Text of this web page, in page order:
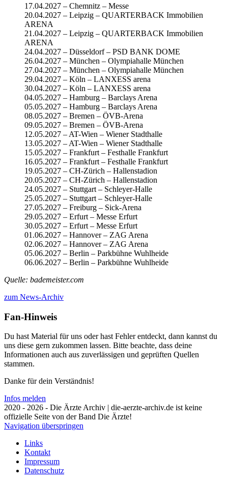
17.04.2027 – Chemnitz – Messe
20.04.2027 – Leipzig – QUARTERBACK Immobilien
ARENA
21.04.2027 – Leipzig – QUARTERBACK Immobilien
ARENA
24.04.2027 – Düsseldorf – PSD BANK DOME
26.04.2027 – München – Olympiahalle München
27.04.2027 – München – Olympiahalle München
29.04.2027 – Köln – LANXESS arena
30.04.2027 – Köln – LANXESS arena
04.05.2027 – Hamburg – Barclays Arena
05.05.2027 – Hamburg – Barclays Arena
08.05.2027 – Bremen – ÖVB-Arena
09.05.2027 – Bremen – ÖVB-Arena
12.05.2027 – AT-Wien – Wiener Stadthalle
13.05.2027 – AT-Wien – Wiener Stadthalle
15.05.2027 – Frankfurt – Festhalle Frankfurt
16.05.2027 – Frankfurt – Festhalle Frankfurt
19.05.2027 – CH-Zürich – Hallenstadion
20.05.2027 – CH-Zürich – Hallenstadion
24.05.2027 – Stuttgart – Schleyer-Halle
25.05.2027 – Stuttgart – Schleyer-Halle
27.05.2027 – Freiburg – Sick-Arena
29.05.2027 – Erfurt – Messe Erfurt
30.05.2027 – Erfurt – Messe Erfurt
01.06.2027 – Hannover – ZAG Arena
02.06.2027 – Hannover – ZAG Arena
05.06.2027 – Berlin – Parkbühne Wuhlheide
06.06.2027 – Berlin – Parkbühne Wuhlheide
Quelle: bademeister.com
zum News-Archiv
Fan-Hinweis
Du hast Material für uns oder hast Fehler entdeckt, dann kannst du
uns diese gern zukommen lassen. Bitte beachte, dass deine
Informationen auch aus zuverlässigen und geprüften Quellen
stammen.
Danke für dein Verständnis!
Infos melden
2020 - 2026 - Die Ärzte Archiv | die-aerzte-archiv.de ist keine
offizielle Seite von der Band Die Ärzte!
Navigation überspringen
Links
Kontakt
Impressum
Datenschutz